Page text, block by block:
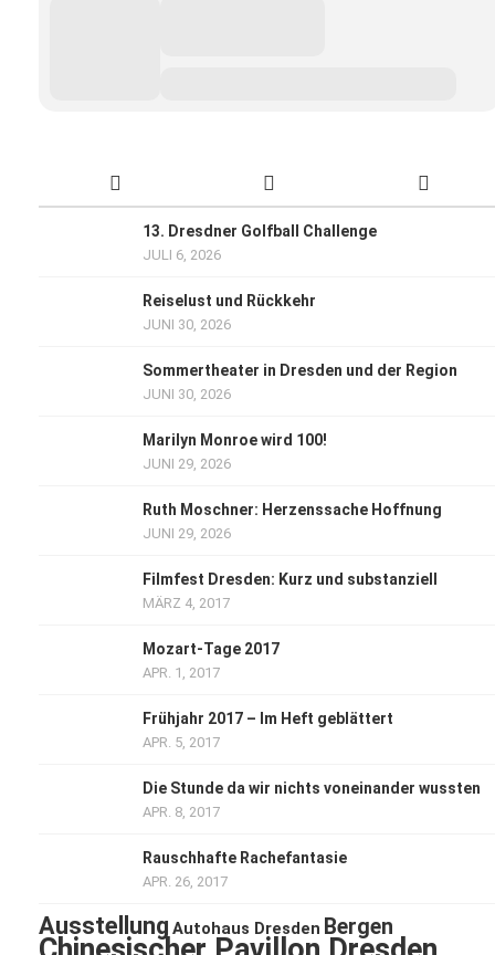
13. Dresdner Golfball Challenge
JULI 6, 2026
Reiselust und Rückkehr
JUNI 30, 2026
Sommertheater in Dresden und der Region
JUNI 30, 2026
Marilyn Monroe wird 100!
JUNI 29, 2026
Ruth Moschner: Herzenssache Hoffnung
JUNI 29, 2026
Filmfest Dresden: Kurz und substanziell
MÄRZ 4, 2017
Mozart-Tage 2017
APR. 1, 2017
Frühjahr 2017 – Im Heft geblättert
APR. 5, 2017
Die Stunde da wir nichts voneinander wussten
APR. 8, 2017
Rauschhafte Rachefantasie
APR. 26, 2017
Ausstellung Autohaus Dresden Bergen